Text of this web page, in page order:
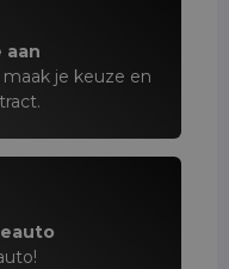
aan
je keuze en